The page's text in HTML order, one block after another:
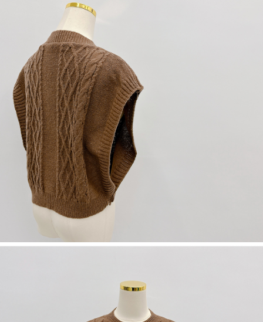
2. Pilihan kaedah pembayaran "Pembayaran Ansuran Gogo", selepas
transaksi Gogo, selepas pengesahan nombor telefon, pilih bilangan
ansuran yang diingini, tarikh akhir pembayaran, dan setelah
mengesahkan pembayaran, transaksi akan selesai.
3. Jumlah kelulusan sebenar, bilangan ansuran dan jumlah bayaran
adalah berdasarkan halaman pengesahan transaksi seterusnya.
4. Dalam masa 30 minit selepas pesanan ditubuhkan, jika tidak pergi
untuk mengesahkan transaksi atau jika tidak lulus semakan, pesanan
akan dibatalkan secara automatik. Jika terdapat situasi "pindah untuk
semakan khusus" yang tidak lulus, ini menunjukkan bahawa sistem
penilaian tidak mencukupi, tiada penjelasan mengenai kandungan
penilaian boleh diberikan.
【Penerangan Kaedah Pembayaran】
1. Pembayaran ansuran tidak digabungkan dalam bil telekomunikasi,
"Pembayaran Ansuran Gogo" akan menghantar SMS peringatan
pembayaran selepas tarikh penyelesaian bulanan.
2. Melalui pautan SMS untuk membuka bil, anda boleh memilih untuk
membayar melalui "Kod bar kedai serbaneka / Kedai rasmi Taiwan
perkhidmatan ini semasa transaksi, dan kedai akan menyerahkan hak
2. Berdasarkan tujuan kontrak persetujuan pembayaran menggunakan
peribadi yang disenaraikan seperti di atas akan dikumpul dan digunakan
oleh AFTEE, sila jangan gunakan perkhidmatan ini.